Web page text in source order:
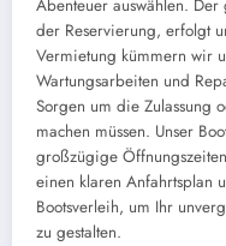
Abenteuer auswählen.
der Reservierung, erfolgt
Vermietung kümmern wir
Wartungsarbeiten und
Sorgen um die Zulassung
machen müssen. Unser
großzügige
einen klaren Anfahrtsplan
Bootsverleih, um Ihr
zu gestalten.